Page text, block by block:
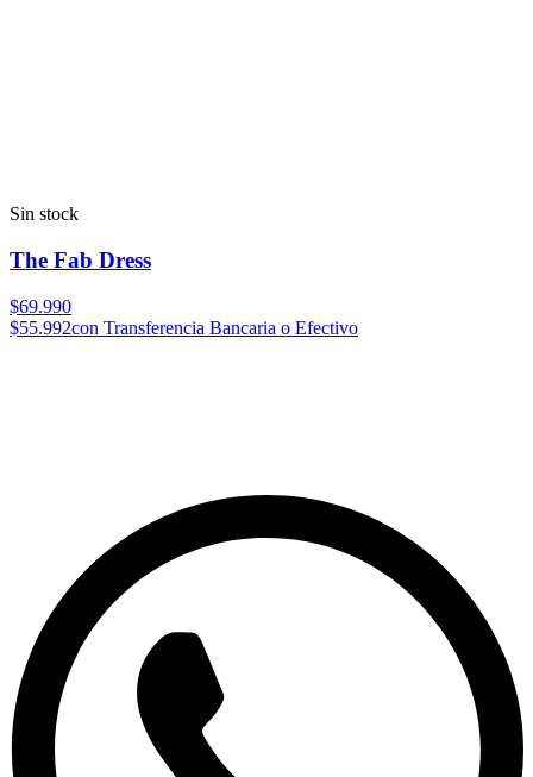
Sin stock
The Fab Dress
$69.990
$55.992con Transferencia Bancaria o Efectivo